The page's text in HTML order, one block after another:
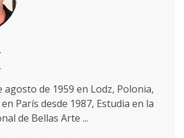
agosto de 1959 en Lodz, Polonia,
París desde 1987, Estudia en la
de Bellas Arte ...